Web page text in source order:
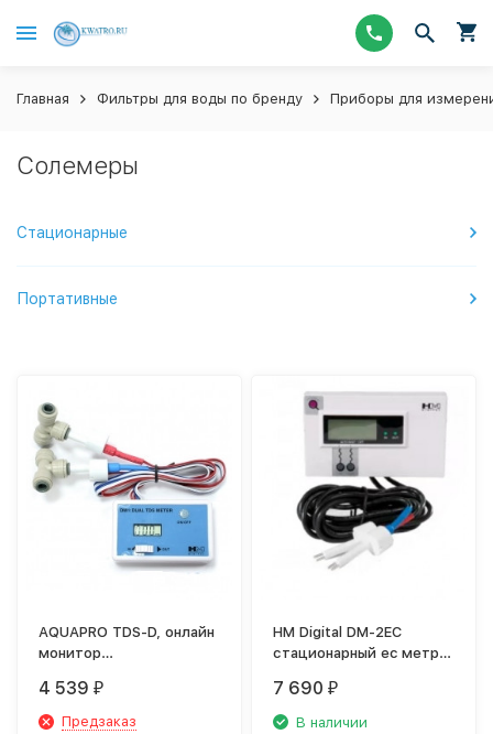
Главная Фильтры для воды по бренду Приборы для
Солемеры
Стационарные
Портативные
AQUAPRO TDS-D, онлайн
монитор
очистки воды в двух
точках
4 539 ₽
Предзаказ
HM Digital DM-2EC
стационарный ec метр,
уровня
электропроводности
7 690 ₽
В наличии